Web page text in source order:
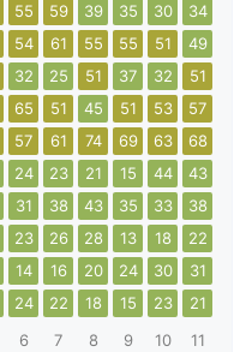
55 59 39 35 30 34
54 61 55 55 51 49
32 25 51 37 32 51
65 51 45 51 53 57
57 61 74 69 63 68
24 23 21 15 44 43
31 38 43 35 33 38
23 26 28 13 18 22
14 16 20 24 30 31
24 22 18 15 23 21
6 7 8 9 10 11